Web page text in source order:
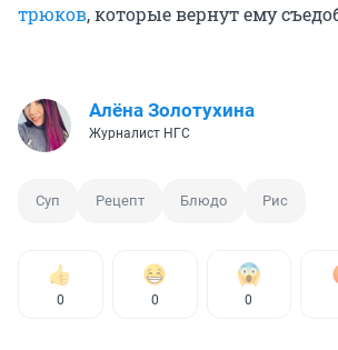
трюков, которые вернут ему
Алёна Золотухина
Журналист НГС
Суп Рецепт Блюдо Рис
0 0 0